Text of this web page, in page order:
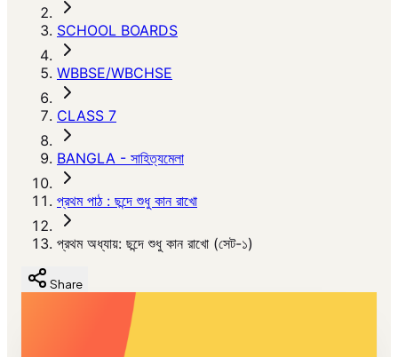
SCHOOL BOARDS
WBBSE/WBCHSE
CLASS 7
BANGLA - সাহিত্যমেলা
প্রথম পাঠ : ছন্দে শুধু কান রাখো
প্রথম অধ্যায়: ছন্দে শুধু কান রাখো (সেট-১)
Share